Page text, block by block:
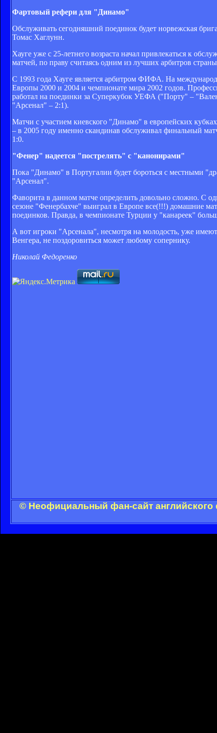
Фартовый рефери для "Динамо"
Обслуживать сегодняшний поединок будет норвежская
Томас Хаглунн.
Хауге уже с 25-летнего возраста начал привлекаться к
матчей, по праву считаясь одним из лучших арбитров
С 1993 года Хауге является арбитром ФИФА. На
Европы 2000 и 2004 и чемпионате мира 2002 годов.
работал на поединки за Суперкубок УЕФА ("Порту" –
"Арсенал" – 2:1).
Матчи с участием киевского "Динамо" в европейских
– в 2005 году именно скандинав обслуживал финальный
1:0.
"Фенер" надеется "пострелять" с "канонирами"
Пока "Динамо" в Португалии будет бороться с местными
"Арсенал".
Фаворита в данном матче определить довольно сложно. С
сезоне "Фенербахче" выиграл в Европе все(!!!) домашние
поединков. Правда, в чемпионате Турции у "канареек"
А вот игроки "Арсенала", несмотря на молодость, уже
Венгера, не поздоровиться может любому сопернику.
Николай Федоренко
© Неофициальный фан-сайт английского